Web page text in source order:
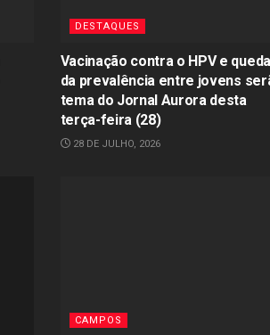
DESTAQUES
Vacinação contra o HPV e queda
da prevalência entre jovens
tema do Jornal Aurora desta
terça-feira (28)
28 DE JULHO, 2026
CAMPOS